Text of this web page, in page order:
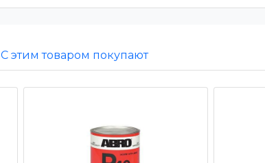
С этим товаром покупают